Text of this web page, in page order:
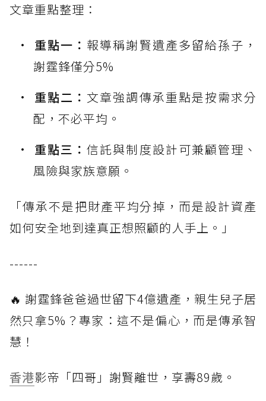
文章重點整理：
重點一： 報導稱謝賢遺產多留給孫子，
謝霆鋒僅分5%
重點二： 文章強調傳承重點是按需求分
配，不必平均。
重點三：信託與制度設計可兼顧管理、
風險與家族意願。
「傳承不是把財產平均分掉，而是設計資產
如何安全地到達真正想照顧的人手上。」
------
🔥 謝霆鋒爸爸過世留下4億遺產，親生兒子居
然只拿5%？專家：這不是偏心，而是傳承智
慧！
香港影帝「四哥」謝賢離世，享壽89歲。